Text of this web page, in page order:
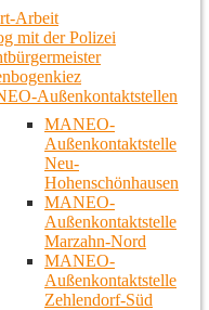
Arbeit
mit der Polizei
Außenkontaktstellen
MANEO-
Außenkontaktstelle
Neu-
Hohenschönhausen
MANEO-
Außenkontaktstelle
Marzahn-Nord
MANEO-
Außenkontaktstelle
Zehlendorf-Süd